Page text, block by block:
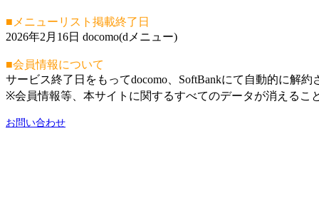
■メニューリスト掲載終了日
2026年2月16日 docomo(dメニュー)
■会員情報について
サービス終了日をもってdocomo、SoftBankにて自動的に解約
※会員情報等、本サイトに関するすべてのデータが消えるこ
お問い合わせ